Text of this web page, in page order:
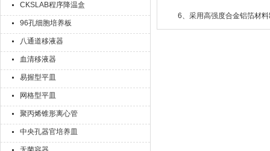
CKSLAB程序降温盒
96孔细胞培养板
八通道移液器
血清移液器
易握型平皿
网格型平皿
聚丙烯锥形离心管
中央孔器官培养皿
6、采用高强度合金铝箔材料